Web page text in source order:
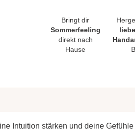
Bringt dir
Sommerfeeling
direkt nach
Hause
Intuition stärken und deine